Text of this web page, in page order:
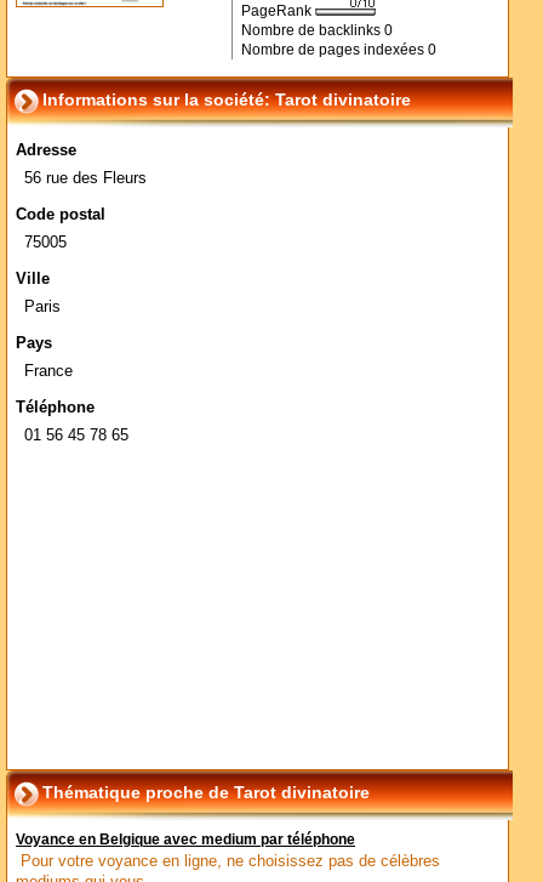
PageRank
Nombre de backlinks 0
Nombre de pages indexées 0
Informations sur la société: Tarot divinatoire
Adresse
56 rue des Fleurs
Code postal
75005
Ville
Paris
Pays
France
Téléphone
01 56 45 78 65
Thématique proche de Tarot divinatoire
Voyance en Belgique avec medium par téléphone
Pour votre voyance en ligne, ne choisissez pas de célèbres